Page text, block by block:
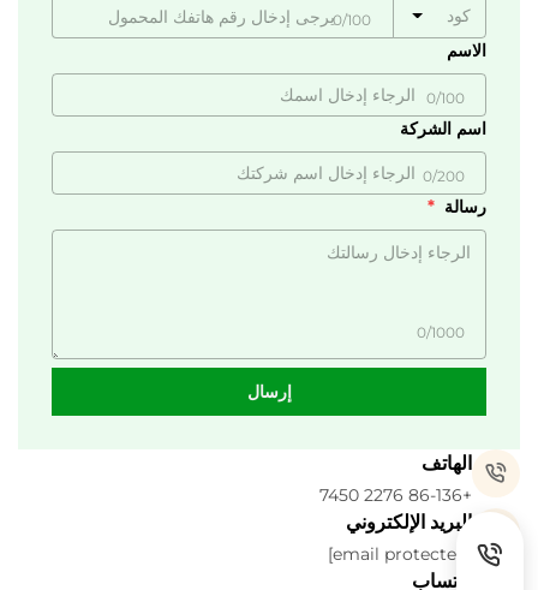
كود 0/100
الاسم
0/100
اسم الشركة
0/200
رسالة
0/1000
إرسال
الهاتف
+86-136 2276 7450
البريد الإلكتروني
واتساب